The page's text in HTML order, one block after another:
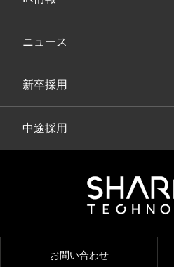
ニュース
新卒採用
中途採用
お問い合わせ